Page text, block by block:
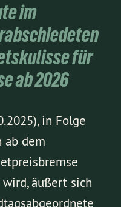
im
für
ab 2026
in Folge
ab dem
äußert sich